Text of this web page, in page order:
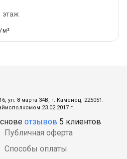
этаж
м²
ул. 8 марта 34В, г. Каменец, 225051.
23.02.2017 г.
отзывов 5 клиентов
Публичная оферта
Способы оплаты